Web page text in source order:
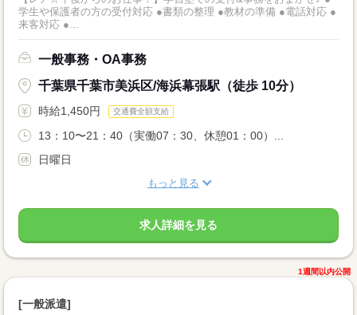
学生や保護者の方の受付対応 ●書類の整理 ●教材の準備 ●電話対応 ●
来客対応 ●...
一般事務・OA事務
千葉県千葉市美浜区/海浜幕張駅（徒歩 10分）
時給1,450円 交通費全額支給
13：10〜21：40（実働07：30、休憩01：00）...
日曜日
もっと見る
求人詳細を見る
1週間以内公開
[一般派遣]